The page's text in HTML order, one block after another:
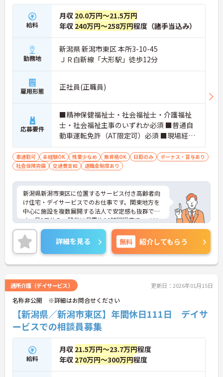
給料
月収 20.0万円～21.5万円
年収 240万円～258万円程度（諸手当込み）
勤務地
新潟県 新潟市東区 本所3-10-45
ＪＲ白新線「大形駅」徒歩12分
雇用形態 正社員(正職員)
応募要件
■精神保健福祉士・社会福祉士・介護福祉
士・社会福祉主事のいずれか必須 ■普通自
動車運転免許（AT限定可）必須 ■現場経験
あれば尚可
車通勤可 未経験OK 残業少なめ 無資格OK 日勤のみ
ボーナス・賞与あり
社会保険完備
交通費支給 退職金制度あり
新潟県新潟市東区に位置するサービス付き高齢者向
け住宅・デイサービスでのお仕事です。関東地方を
中心に施設を複数展開する法人で安定感も抜群で
す。月9日休み、残業は月平均10時間程度で、メリ
ハリのある勤務が可能です。最寄り駅徒歩圏内、無
料駐車場があり車通勤も可能です。ご興味のある方
には、面接対策ポイントなど、さらに詳細をお話し
いたしますのでお気軽にご相談ください！
詳細を見る 無料 紹介してもらう
通所介護（デイサービス） 更新日：2026年01月15日
名称非公開 ※詳細はお問合せください
【新潟県／新潟市東区】年間休日111日 デイサ
ービスでの相談員募集
給料
月収 21.5万円～23.7万円程度
年収 270万円～300万円程度